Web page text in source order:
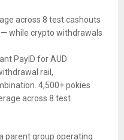
across 8 test cashouts
while crypto withdrawals
PayID for AUD
rail,
4,500+ pokies
across 8 test
parent group operating